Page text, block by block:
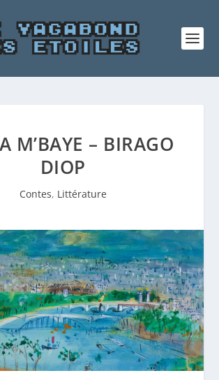
M’BAYE – BIRAGO
DIOP
Contes, Littérature